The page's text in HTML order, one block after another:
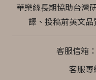
華樂絲長期協助台灣
譯、投稿前英文
客服信箱：
客服專